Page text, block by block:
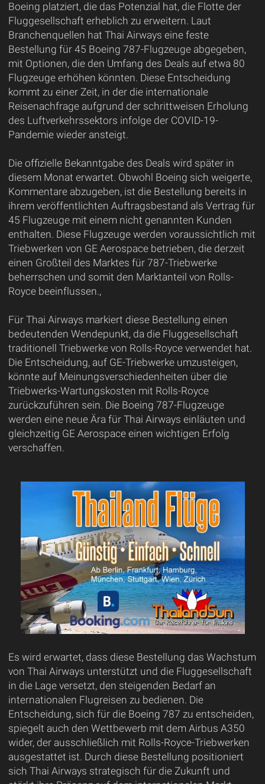
Boeing platziert, die das Potenzial hat, die Flotte der
Fluggesellschaft erheblich zu erweitern. Laut
Branchenquellen hat Thai Airways eine feste
Bestellung für 45 Boeing 787-Flugzeuge abgegeben,
mit Optionen, die den Umfang des Deals auf etwa 80
Flugzeuge erhöhen könnten. Diese Entscheidung
kommt zu einer Zeit, in der die internationale
Reisenachfrage aufgrund der schrittweisen Erholung
des Luftverkehrssektors infolge der COVID-19-
Pandemie wieder ansteigt.
Die offizielle Bekanntgabe des Deals wird später in
diesem Monat erwartet. Obwohl Boeing sich weigerte,
Kommentare abzugeben, ist die Bestellung bereits in
ihrem veröffentlichten Auftragsbestand als Vertrag für
45 Flugzeuge mit einem nicht genannten Kunden
enthalten. Diese Flugzeuge werden voraussichtlich mit
Triebwerken von GE Aerospace betrieben, die derzeit
einen Großteil des Marktes für 787-Triebwerke
beherrschen und somit den Marktanteil von Rolls-
Royce beeinflussen.,
Für Thai Airways markiert diese Bestellung einen
bedeutenden Wendepunkt, da die Fluggesellschaft
traditionell Triebwerke von Rolls-Royce verwendet hat.
Die Entscheidung, auf GE-Triebwerke umzusteigen,
könnte auf Meinungsverschiedenheiten über die
Triebwerks-Wartungskosten mit Rolls-Royce
zurückzuführen sein. Die Boeing 787-Flugzeuge
werden eine neue Ära für Thai Airways einläuten und
gleichzeitig GE Aerospace einen wichtigen Erfolg
verschaffen.
Es wird erwartet, dass diese Bestellung das Wachstum
von Thai Airways unterstützt und die Fluggesellschaft
in die Lage versetzt, den steigenden Bedarf an
internationalen Flugreisen zu bedienen. Die
Entscheidung, sich für die Boeing 787 zu entscheiden,
spiegelt auch den Wettbewerb mit dem Airbus A350
wider, der ausschließlich mit Rolls-Royce-Triebwerken
ausgestattet ist. Durch diese Bestellung positioniert
sich Thai Airways strategisch für die Zukunft und